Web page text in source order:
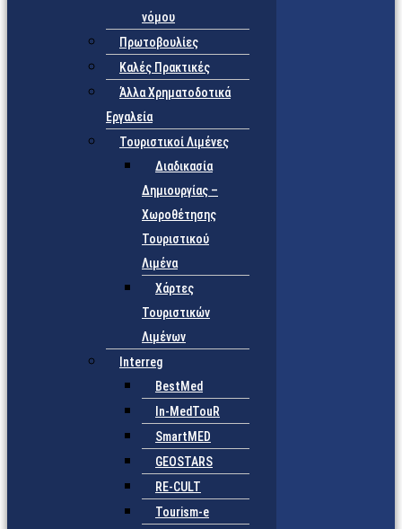
νόμου
Πρωτοβουλίες
Καλές Πρακτικές
Άλλα Χρηματοδοτικά
Εργαλεία
Τουριστικοί Λιμένες
Διαδικασία
Δημιουργίας –
Χωροθέτησης
Τουριστικού
Λιμένα
Χάρτες
Τουριστικών
Λιμένων
Interreg
BestMed
In-MedTouR
SmartMED
GEOSTARS
RE-CULT
Tourism-e